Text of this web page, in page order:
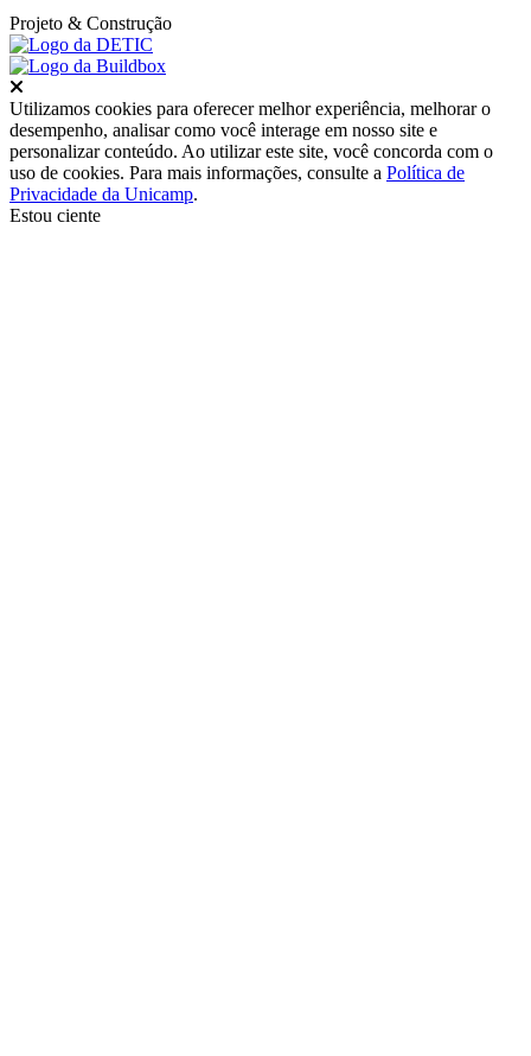
Projeto & Construção
Utilizamos cookies para oferecer melhor experiência, melhorar o
desempenho, analisar como você interage em nosso site e
personalizar conteúdo. Ao utilizar este site, você concorda com o
uso de cookies. Para mais informações, consulte a Política de
Privacidade da Unicamp.
Estou ciente